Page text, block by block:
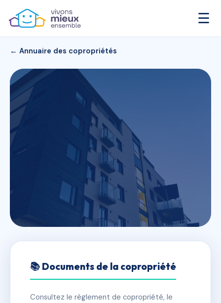
☰
← Annuaire des copropriétés
THALASSA
SAINTE MAXIME
📚 Documents de la copropriété
Consultez le règlement de copropriété, le